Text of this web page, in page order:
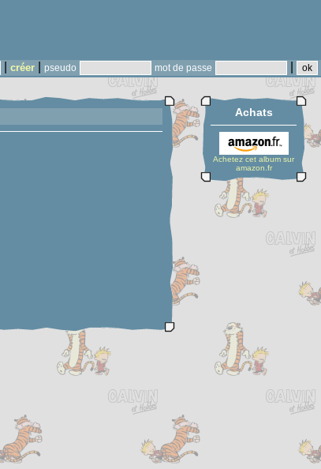
créer pseudo mot de passe
Achats
Achetez cet album sur
amazon.fr